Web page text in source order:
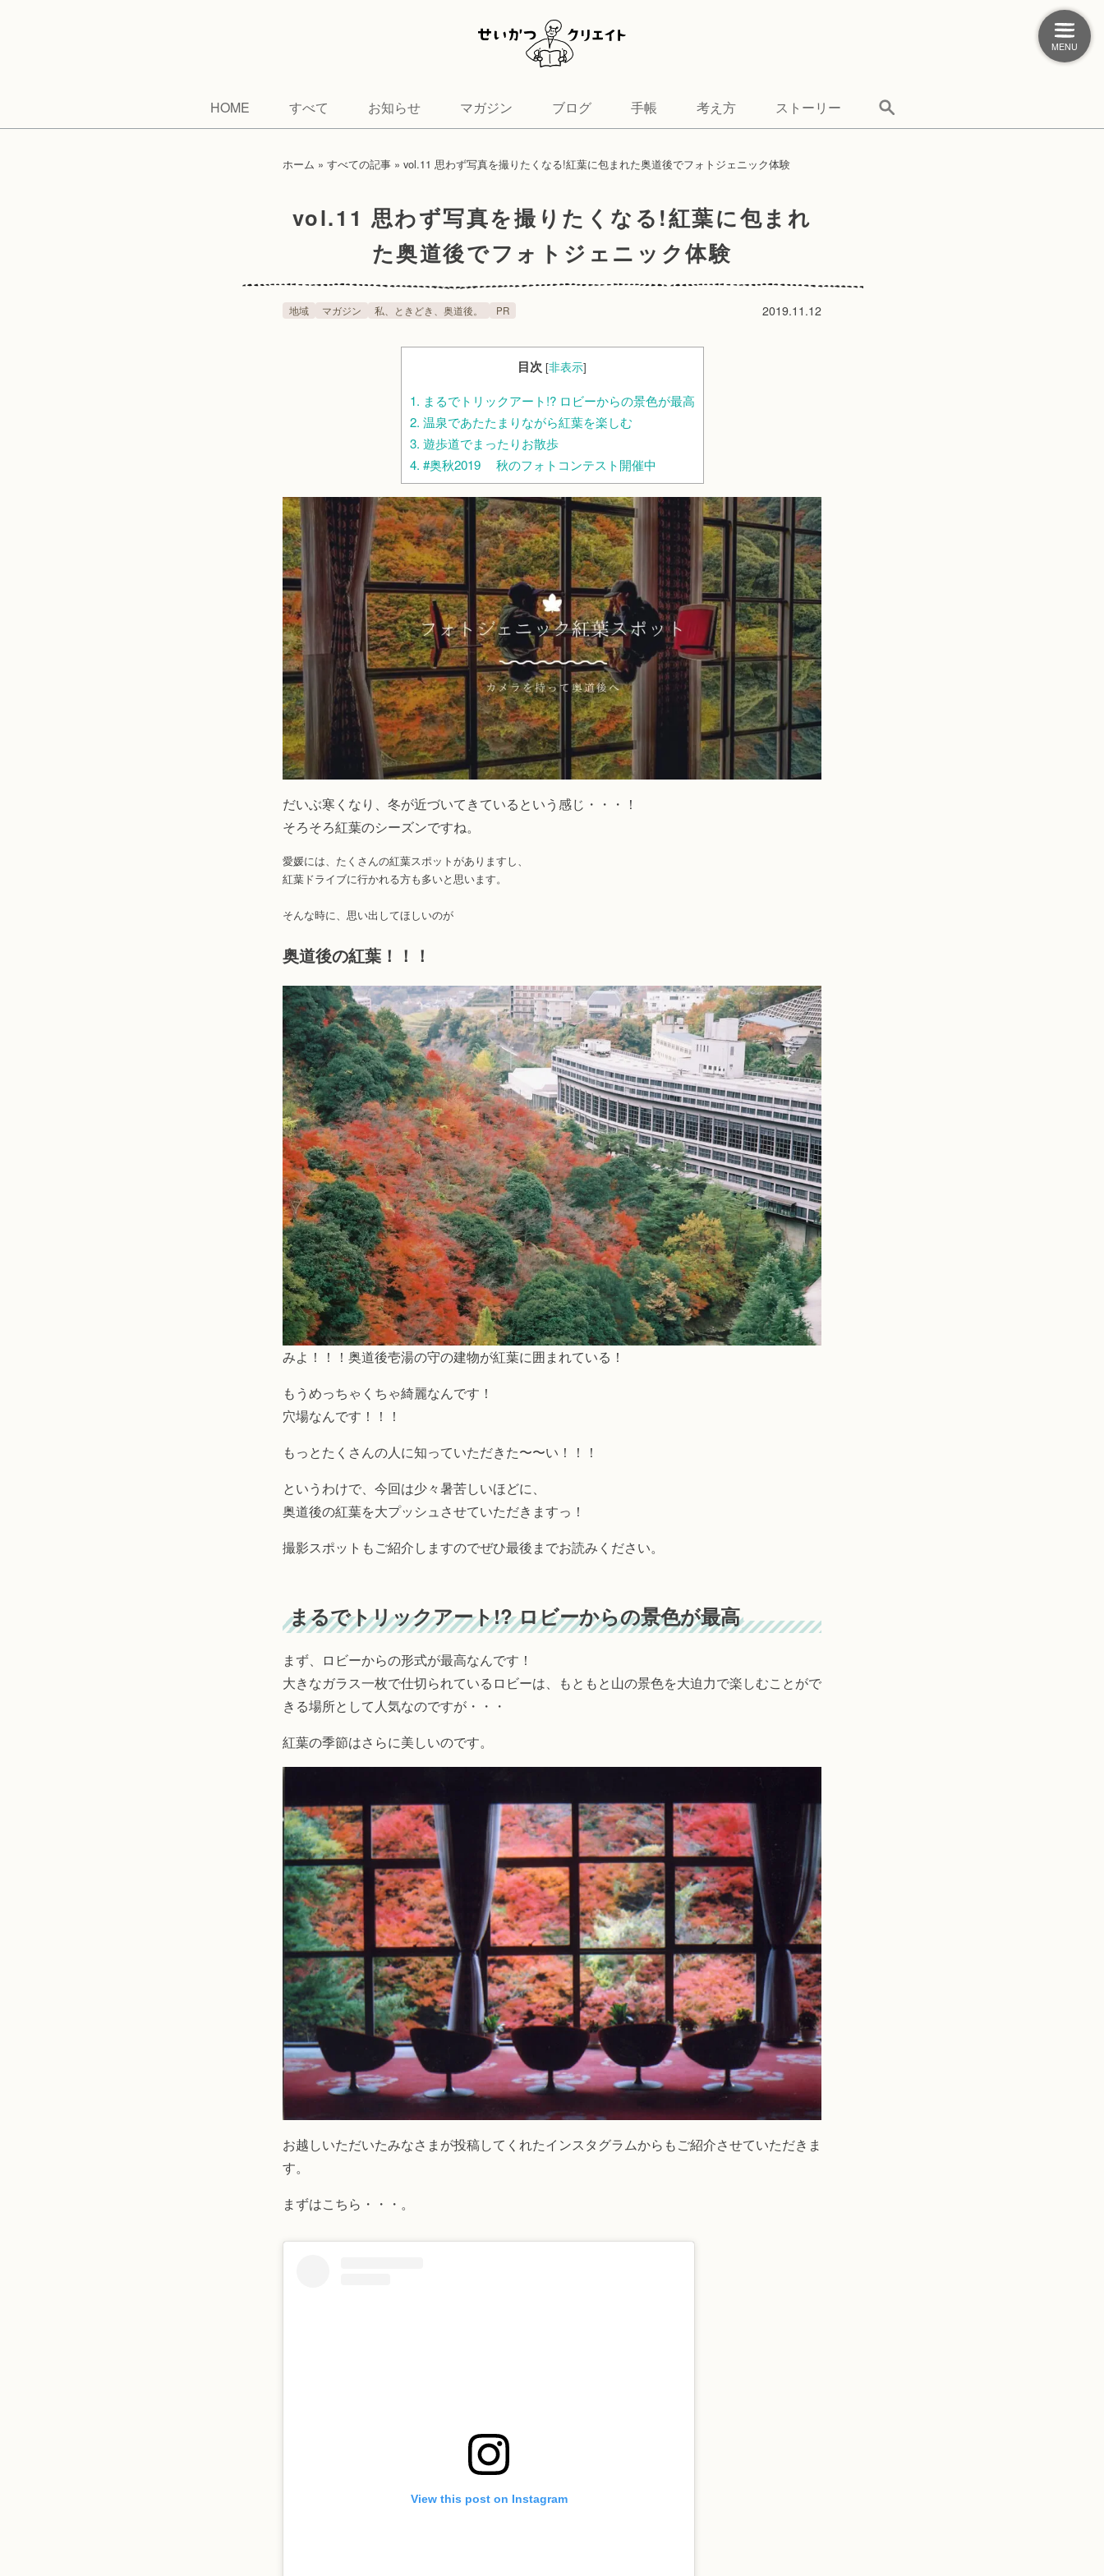
HOME すべて お知らせ マガジン ブログ 手帳 考え方 ストーリー
MENU
ホーム » すべての記事 » vol.11 思わず写真を撮りたくなる!紅葉に包まれた奥道後でフォトジェニック体験
vol.11 思わず写真を撮りたくなる!紅葉に包まれ
た奥道後でフォトジェニック体験
地域 マガジン 私、ときどき、奥道後。 PR 2019.11.12
目次 [非表示]
1. まるでトリックアート!? ロビーからの景色が最高
2. 温泉であたたまりながら紅葉を楽しむ
3. 遊歩道でまったりお散歩
4. #奥秋2019 秋のフォトコンテスト開催中
だいぶ寒くなり、冬が近づいてきているという感じ・・・！
そろそろ紅葉のシーズンですね。
愛媛には、たくさんの紅葉スポットがありますし、
紅葉ドライブに行かれる方も多いと思います。
そんな時に、思い出してほしいのが
奥道後の紅葉！！！
みよ！！！奥道後壱湯の守の建物が紅葉に囲まれている！
もうめっちゃくちゃ綺麗なんです！
穴場なんです！！！
もっとたくさんの人に知っていただきた〜〜い！！！
というわけで、今回は少々暑苦しいほどに、
奥道後の紅葉を大プッシュさせていただきますっ！
撮影スポットもご紹介しますのでぜひ最後までお読みください。
まるでトリックアート!? ロビーからの景色が最高
まず、ロビーからの形式が最高なんです！
大きなガラス一枚で仕切られているロビーは、もともと山の景色を大迫力で楽しむことがで
きる場所として人気なのですが・・・
紅葉の季節はさらに美しいのです。
お越しいただいたみなさまが投稿してくれたインスタグラムからもご紹介させていただきま
す。
まずはこちら・・・。
View this post on Instagram